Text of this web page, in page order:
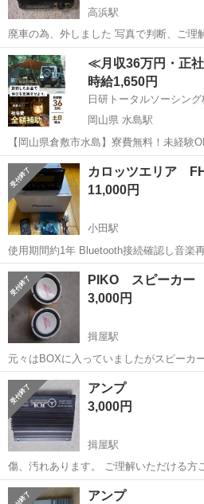
高浜駅
廃車の為、外しました 写真で判断、ご理
き取り 早い方歓迎
島根 出雲市 高浜駅 カーオー
≪月収36万円・正
時給1,650円
日研トータルソーシン
岡山県 水島駅
【岡山県倉敷市水島】寮費無料！未経験
《お仕事No.NS0089》 お仕事について 車の組立作業です。専用レール
に乗って流れてくる車の骨組みに、車内
り・ドア・シートなどの各...
岡山 倉敷市 その他
カロッツエリア
11,000円
小田駅
使用期間約1年 Bluetooth接続確認し音楽
体、配線、マイク、リモコン、金具取り
す
島根 出雲市 カーオー
PIKO スピーカー
3,000円
揖屋駅
元々はBOXに入っていましたがスピーカ
傷、汚れあります。 ご理解いただける方
期出品です。
島根 松江市 揖屋駅
アンプ
3,000円
揖屋駅
傷、汚れあります。 ご理解いただける方ご購入お願いいたします。 短
期出品です。
島根 松江市 揖屋駅
アンプ